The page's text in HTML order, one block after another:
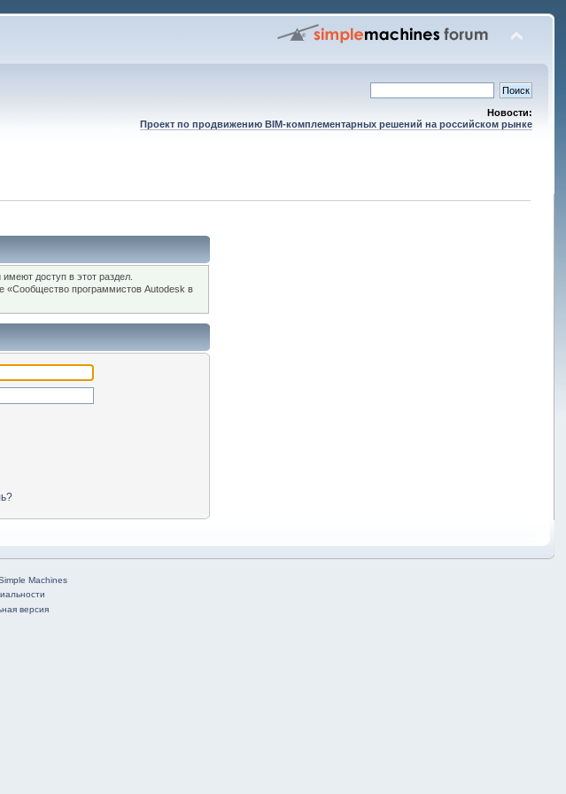
Новости:
Проект по продвижению BIM-комплементарных решений на российском рынке
доступ в этот раздел.
«Сообщество программистов Autodesk в
Machines
версия